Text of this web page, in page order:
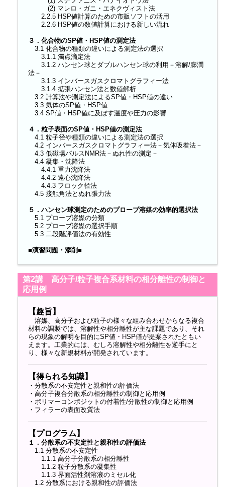
(2) マレロ・ガニ・エネクヴィスト法
2.2.5 HSP値計算のための市販ソフトの活用
2.2.6 HSP値の数値計算における新しい流れ
３．化合物のSP値・HSP値の測定法
3.1 化合物の種類の違いによる測定法の選択
3.1.1 濁点滴定法
3.1.2 ハンセン球とダブルハンセン球の利用－溶解/膨潤
法－
3.1.3 インバースガスクロマトグラフィー法
3.1.4 拡張ハンセン法と数値解析
3.2 計算法や測定法によるSP値・HSP値の違い
3.3 気体のSP値・HSP値
3.4 SP値・HSP値に及ぼす温度や圧力の影響
４．粒子表面のSP値・HSP値の測定法
4.1 粒子径や種類の違いによる測定法の選択
4.2 インバースガスクロマトグラフィー法－気体吸着法－
4.3 低磁場パルスNMR法－ぬれ性の測定－
4.4 凝集・沈降法
4.4.1 重力沈降法
4.4.2 遠心沈降法
4.4.3 フロック径法
4.5 接触角法とぬれ張力法
５．ハンセン球測定のためのプローブ溶媒の効率的選択法
5.1 プローブ溶媒の分類
5.2 プローブ溶媒の選択手順
5.3 二段階評価法の有効性
■演習問題・添削■
第2講 高分子/粒子複合系材料の相分離性の制御と
応用例
【趣旨】
溶媒、高分子および粒子の様々な組み合わせからなる複合
材料の調製では、溶解性や相分離性が主な課題であり、それ
らの現象の解明を目的にSP値・HSP値が提案されたともい
えます。工業的には、むしろ溶解性や相分離性を逆手にと
り、様々な新規材料が開発されています。
【得られる知識】
・分散系の不安定性と親和性の評価法
・高分子複合分散系の相分離性の制御と応用例
・ポリマーコンポジットの付着性/分散性の制御と応用例
・フィラーの表面改質法
【プログラム】
１．分散系の不安定性と親和性の評価法
1.1 分散系の不安定性
1.1.1 高分子分散系の相分離性
1.1.2 粒子分散系の凝集性
1.1.3 界面活性剤溶液のミセル化
1.2 分散系における親和性の評価法